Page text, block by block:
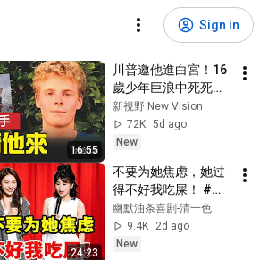
Sign in
16:55
川普邀他進白宮！16
歲少年巨浪中死死抓
住10歲男孩，兩分鐘
救援為何感動整個美
國？ #川普 #救生員
第2467期 20260731
新視野 New Vision
72K 5d ago
New
24:23
不要为她焦虑，她过
得不好我吃屎！ #脱
口秀 #幽默油条脱口
秀#脱口秀爆梗名场
面
幽默油条喜剧-清一色
9.4K
2d ago
New